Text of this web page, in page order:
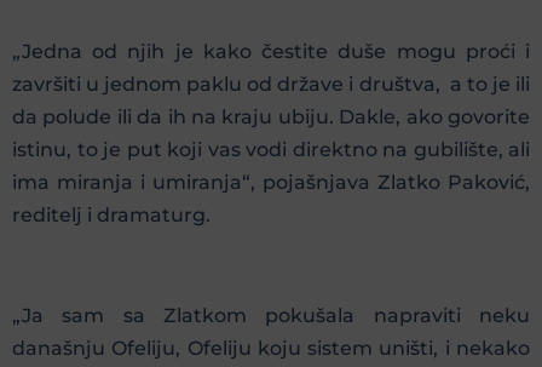
„Jedna od njih je kako čestite duše mogu proći i
završiti u jednom paklu od države i društva, a to je ili
da polude ili da ih na kraju ubiju. Dakle, ako govorite
istinu, to je put koji vas vodi direktno na gubilište, ali
ima miranja i umiranja“, pojašnjava Zlatko Paković,
reditelj i dramaturg.
„Ja sam sa Zlatkom pokušala napraviti neku
današnju Ofeliju, Ofeliju koju sistem uništi, i nekako